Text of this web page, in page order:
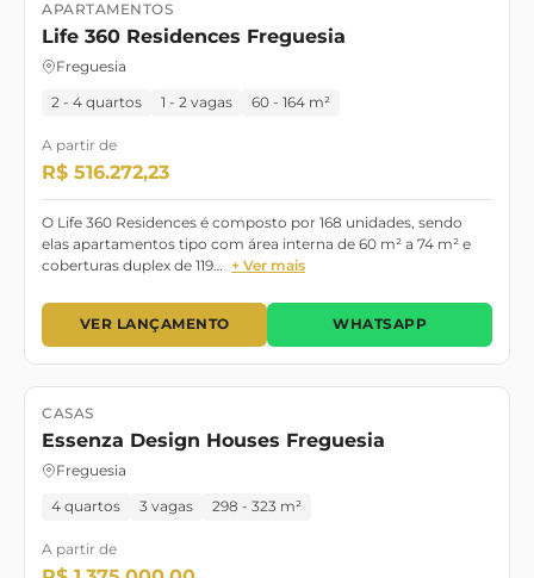
Lançamento Pronto para Morar
APARTAMENTOS
Life 360 Residences Freguesia
Freguesia
2 - 4 quartos 1 - 2 vagas 60 - 164 m²
A partir de
R$ 516.272,23
O Life 360 Residences é composto por 168 unidades, sendo
elas apartamentos tipo com área interna de 60 m² a 74 m² e
coberturas duplex de 119… + Ver mais
VER LANÇAMENTO WHATSAPP
Lançamento
CASAS
Essenza Design Houses Freguesia
Freguesia
4 quartos 3 vagas 298 - 323 m²
A partir de